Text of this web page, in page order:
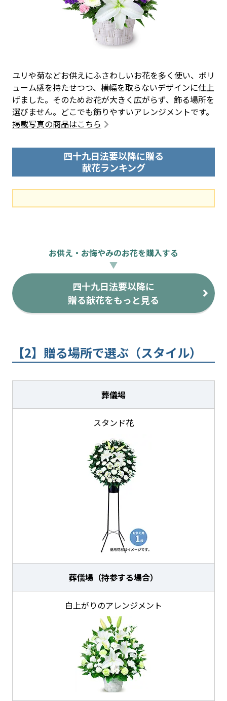
ユリや菊などお供えにふさわしいお花を多く使い、ボリ
ューム感を持たせつつ、横幅を取らないデザインに仕上
げました。そのためお花が大きく広がらず、飾る場所を
選びません。どこでも飾りやすいアレンジメントです。
掲載写真の商品はこちら
四十九日法要以降に贈る
献花ランキング
お供え・お悔やみのお花を購入する
▼
四十九日法要以降に
贈る献花をもっと見る
【2】贈る場所で選ぶ（スタイル）
葬儀場
スタンド花
葬儀場（持参する場合）
白上がりのアレンジメント